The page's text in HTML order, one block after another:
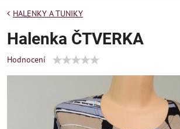
HALENKY A TUNIKY
Halenka ČTVERKA
Hodnocení